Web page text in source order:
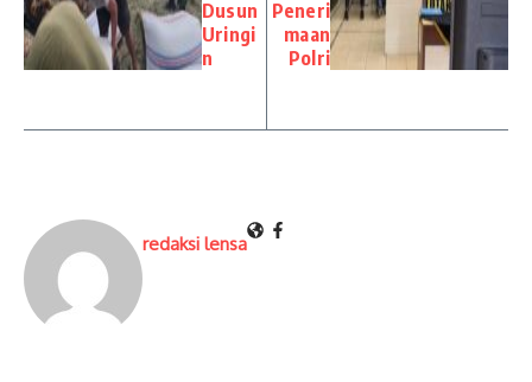
Dusun
Uringi
n
Peneri
maan
Polri
redaksi lensa